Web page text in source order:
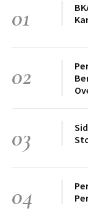
01
02
03
04